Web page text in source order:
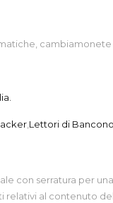
Lettori di
con serratura per
relativi al contenuto